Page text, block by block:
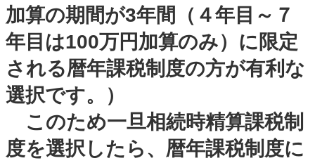
加算の期間が3年間（４年目～７
年目は100万円加算のみ）に限定
される暦年課税制度の方が有利な
選択です。）
このため一旦相続時精算課税制
度を選択したら、暦年課税制度に